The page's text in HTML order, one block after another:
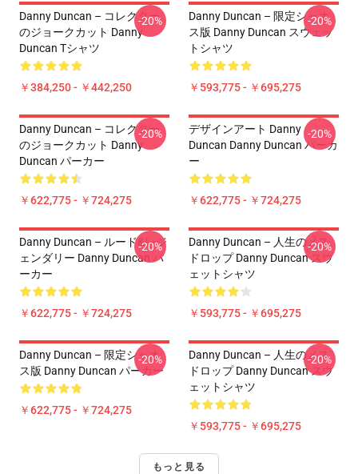
Danny Duncan – コレクター
のジョークカット Danny
Duncan Tシャツ
￥384,250 - ￥442,250
-20%
Danny Duncan – 限定シャオ
ス版 Danny Duncan スウェッ
トシャツ
￥593,775 - ￥695,275
-20%
Danny Duncan – コレクター
のジョークカット Danny
Duncan パーカー
￥622,775 - ￥724,275
-20%
デザインアート Danny
Duncan Danny Duncan パーカ
ー
￥622,775 - ￥724,275
-20%
Danny Duncan – ルード&レジ
ェンダリー Danny Duncan パ
ーカー
￥622,775 - ￥724,275
-20%
Danny Duncan – 人生のメス
ドロップ Danny Duncan スウ
ェットシャツ
￥593,775 - ￥695,275
-20%
Danny Duncan – 限定シャオ
ス版 Danny Duncan パーカー
￥622,775 - ￥724,275
-20%
Danny Duncan – 人生のメス
ドロップ Danny Duncan スウ
ェットシャツ
￥593,775 - ￥695,275
-20%
もっと見る